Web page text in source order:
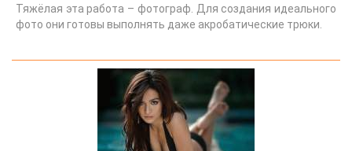
Тяжёлая эта работа – фотограф. Для создания идеального
фото они готовы выполнять даже акробатические трюки.